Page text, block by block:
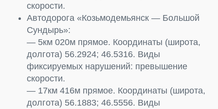
скорости.
Автодорога «Козьмодемьянск — Большой
Сундырь»:
— 5км 020м прямое. Координаты (широта,
долгота) 56.2924; 46.5316. Виды
фиксируемых нарушений: превышение
скорости.
— 17км 416м прямое. Координаты (широта,
долгота) 56.1883; 46.5556. Виды